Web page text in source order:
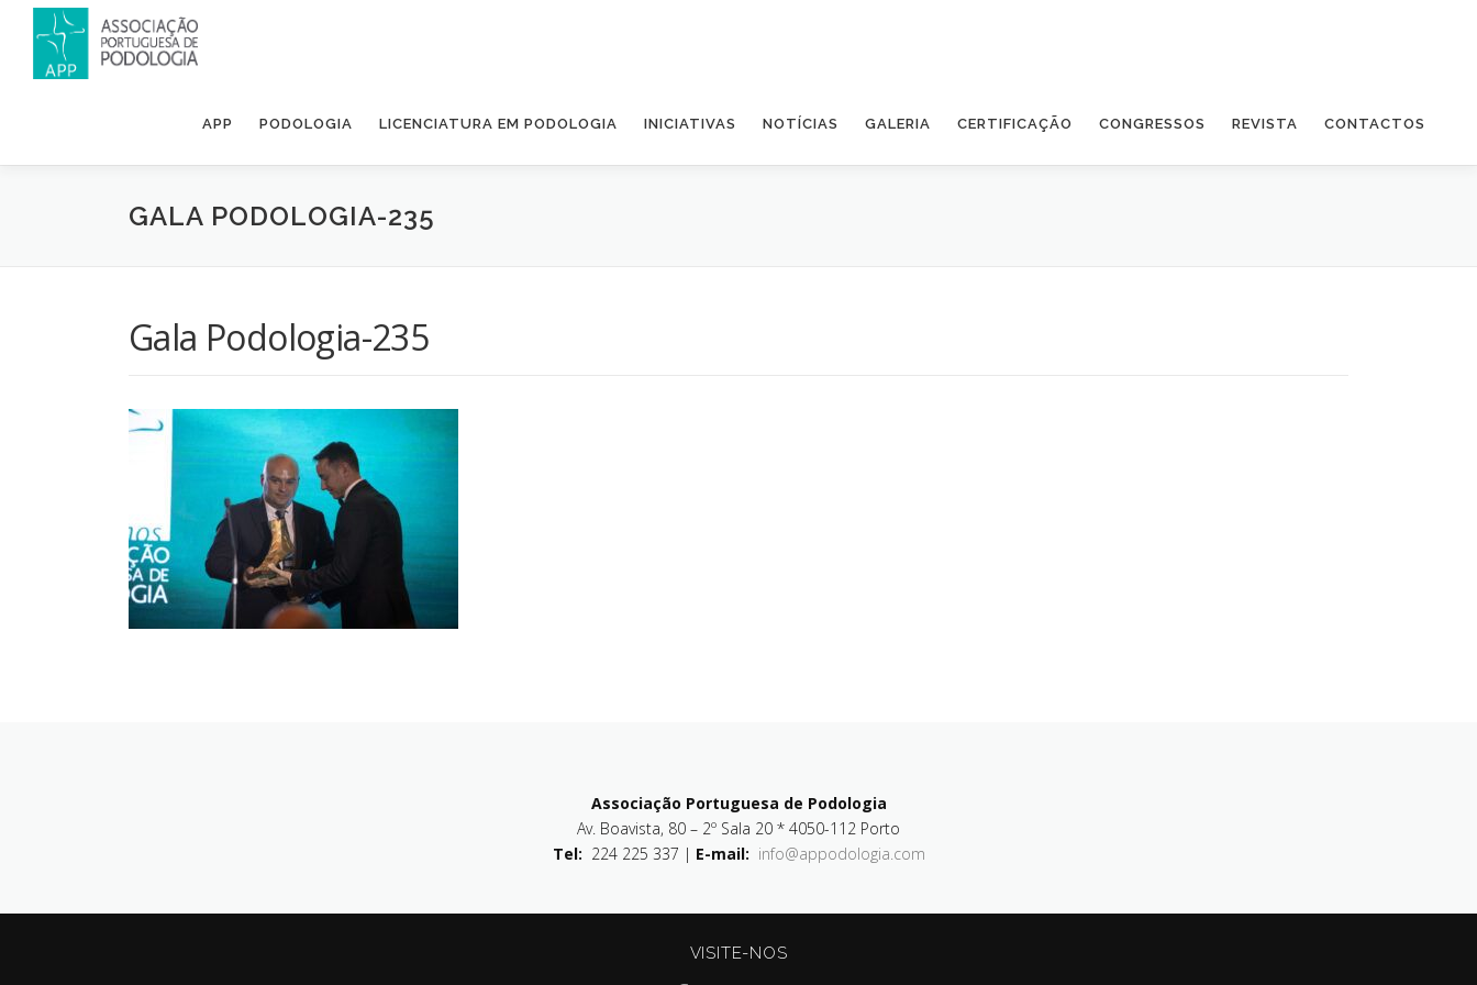
APP PODOLOGIA LICENCIATURA EM PODOLOGIA INICIATIVAS NOTÍCIAS GALERIA CERTIFICAÇÃO CONGRESSOS REVISTA CONTACTOS
GALA PODOLOGIA-235
Gala Podologia-235
Associação Portuguesa de Podologia
Av. Boavista, 80 – 2º Sala 20 * 4050-112 Porto
Tel: 224 225 337 | E-mail: info@appodologia.com
VISITE-NOS